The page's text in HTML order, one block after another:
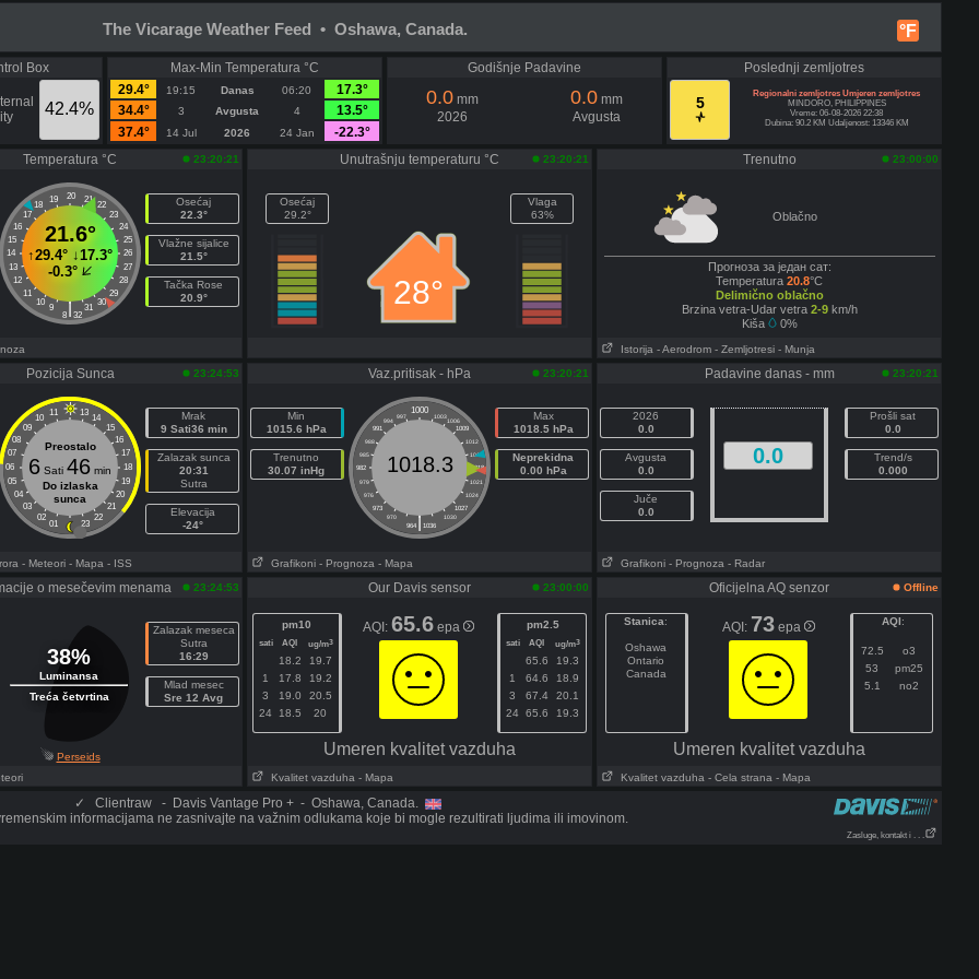
°F
The Vicarage Weather Feed • Oshawa, Canada.
Box
42.4%
Max-Min Temperatura °C
29.4°
19:15 Danas 06:20
17.3°
34.4°
3 Avgusta 4
13.5°
37.4°
14 Jul 2026 24 Jan -22.3°
Godišnje Padavine
0.0 mm
2026
0.0 mm
Avgusta
Poslednji zemljotres
5
Regionalni zemljotres Umjeren zemljotres
MINDORO, PHILIPPINES
Vreme: 06-08-2026 22:38
Dubina: 90.2 KM Udaljenost: 13346 KM
Temperatura °C 23:20:21
20
19 21
18
22
17
23
16
24
15
25
14
26
13
27
12
28
11
29
10
30
9 31
|
8 32
21.6°
↑29.4° ↓17.3°
-0.3°
Osećaj
22.3°
Vlažne sijalice
21.5°
Tačka Rose
20.9°
Unutrašnju temperaturu °C 23:20:21
Osećaj
29.2°
28°
Vlaga
63%
Trenutno 23:00:00
Oblačno
Прогноза за један сат:
Temperatura 20.8°C
Delimično oblačno
Brzina vetra-Udar vetra 2-9km/h
Kiša
0%
Istorija - Aerodrom - Zemljotresi - Munja
Pozicija Sunca 23:24:53
11 13
10
14
09
15
08
16
07
17
06
18
05
19
04
20
03
21
02
22
01 23
Preostalo
6 Sati 46 min
Do izlaska
sunca
Mrak
9 Sati36 min
Zalazak sunca
20:31
Sutra
Elevacija
-24°
- Meteori - Mapa - ISS
Vaz.pritisak - hPa 23:20:21
Min
1015.6 hPa
Trenutno
30.07 inHg
1000
997 1003
994
1006
991
1009
988
1012
985
1015
982
1018
979
1021
976
1024
973
1027
970
1030
|
964 1036
1018.3
Max
1018.5 hPa
Neprekidna
0.00 hPa
Grafikoni - Prognoza - Mapa
Padavine danas - mm 23:20:21
2026
0.0
Avgusta
0.0
Juče
0.0
0.0
Prošli sat
0.0
Trend/s
0.000
Grafikoni - Prognoza - Radar
o mesečevim menama 23:24:53
38%
Luminansa
Treća četvrtina
Zalazak meseca
Sutra
16:29
Mlad mesec
Sre 12 Avg
Perseids
Our Davis sensor 23:00:00
pm10
sati AQI ug/m3
18.2
19.7
1
17.8
19.2
3
19.0
20.5
24
18.5 20
AQI: 65.6 epa pm2.5
sati AQI ug/m3
65.6
19.3
1
64.6
18.9
3
67.4
20.1
24 65.6 19.3
Umeren kvalitet vazduha
Kvalitet vazduha - Mapa
Oficijelna AQ senzor Offline
Stanica:
Oshawa
Ontario
Canada
AQI: 73 epa AQI:
72.5
o3
53
pm25
5.1
no2
Umeren kvalitet vazduha
Kvalitet vazduha - Cela strana - Mapa
✓
Clientraw - Davis Vantage Pro + - Oshawa, Canada.
informacijama ne zasnivajte na važnim odlukama koje bi mogle rezultirati ljudima ili imovinom.
Zasluge, kontakt i . . .